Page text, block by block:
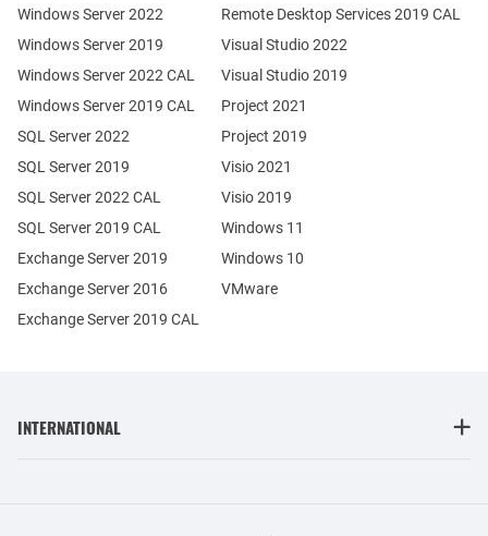
Windows Server 2022
Windows Server 2019
Exchange Server 2019
Exchange Server 2016
SQL Server 2022
SQL Server 2019
Windows Server 2022 CAL
Windows Server 2019 CAL
SQL Server 2022 CAL
SQL Server 2019 CAL
Remote Desktop Services 2019 CAL
Exchange Server 2019 CAL
Visual Studio 2022
Visual Studio 2019
Project 2021
Project 2019
Visio 2021
Visio 2019
Windows 11
Windows 10
VMware
INTERNATIONAL